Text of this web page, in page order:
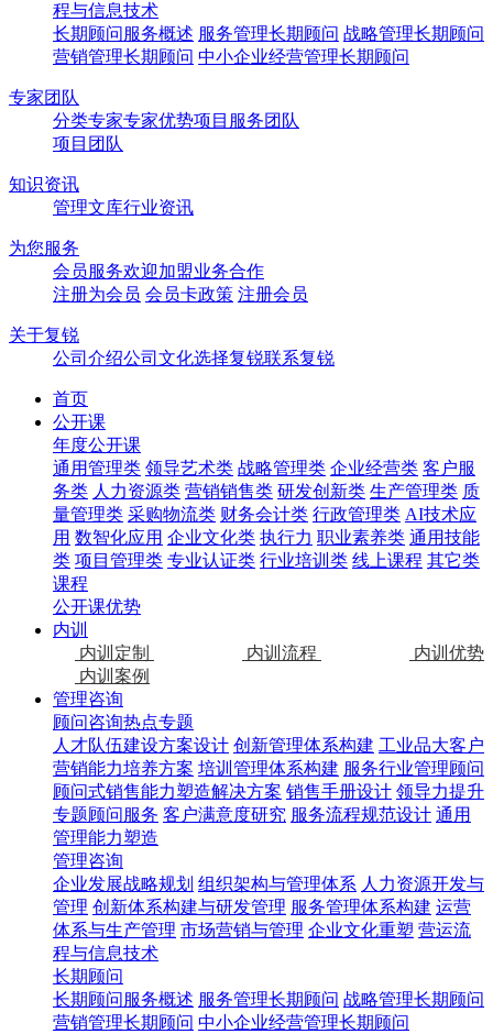
程与信息技术
长期顾问服务概述 服务管理长期顾问 战略管理长期顾问
营销管理长期顾问 中小企业经营管理长期顾问
专家团队
分类专家专家优势项目服务团队
项目团队
知识资讯
管理文库行业资讯
为您服务
会员服务欢迎加盟业务合作
注册为会员 会员卡政策 注册会员
关于复锐
公司介绍公司文化选择复锐联系复锐
首页
公开课
年度公开课
通用管理类 领导艺术类 战略管理类 企业经营类 客户服
务类 人力资源类 营销销售类 研发创新类 生产管理类 质
量管理类 采购物流类 财务会计类 行政管理类 AI技术应
用 数智化应用 企业文化类 执行力 职业素养类 通用技能
类 项目管理类 专业认证类 行业培训类 线上课程 其它类
课程
公开课优势
内训
内训定制
内训流程
内训优势
内训案例
管理咨询
顾问咨询热点专题
人才队伍建设方案设计 创新管理体系构建 工业品大客户
营销能力培养方案 培训管理体系构建 服务行业管理顾问
顾问式销售能力塑造解决方案 销售手册设计 领导力提升
专题顾问服务 客户满意度研究 服务流程规范设计 通用
管理能力塑造
管理咨询
企业发展战略规划 组织架构与管理体系 人力资源开发与
管理 创新体系构建与研发管理 服务管理体系构建 运营
体系与生产管理 市场营销与管理 企业文化重塑 营运流
程与信息技术
长期顾问
长期顾问服务概述 服务管理长期顾问 战略管理长期顾问
营销管理长期顾问 中小企业经营管理长期顾问